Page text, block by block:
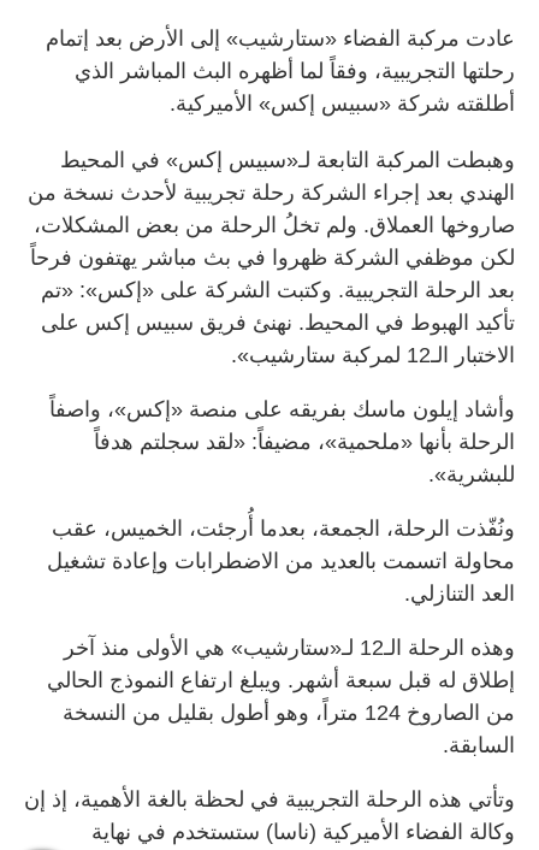
عادت مركبة الفضاء «ستارشيب» إلى الأرض بعد إتمام
رحلتها التجريبية، وفقاً لما أظهره البث المباشر الذي
أطلقته شركة «سبيس إكس» الأميركية.
وهبطت المركبة التابعة لـ«سبيس إكس» في المحيط
الهندي بعد إجراء الشركة رحلة تجريبية لأحدث نسخة من
صاروخها العملاق. ولم تخلُ الرحلة من بعض المشكلات،
لكن موظفي الشركة ظهروا في بث مباشر يهتفون فرحاً
بعد الرحلة التجريبية. وكتبت الشركة على «إكس»: «تم
تأكيد الهبوط في المحيط. نهنئ فريق سبيس إكس على
الاختبار الـ12 لمركبة ستارشيب».
وأشاد إيلون ماسك بفريقه على منصة «إكس»، واصفاً
الرحلة بأنها «ملحمية»، مضيفاً: «لقد سجلتم هدفاً
للبشرية».
ونُفّذت الرحلة، الجمعة، بعدما أُرجئت، الخميس، عقب
محاولة اتسمت بالعديد من الاضطرابات وإعادة تشغيل
العد التنازلي.
وهذه الرحلة الـ12 لـ«ستارشيب» هي الأولى منذ آخر
إطلاق له قبل سبعة أشهر. ويبلغ ارتفاع النموذج الحالي
من الصاروخ 124 متراً، وهو أطول بقليل من النسخة
السابقة.
وتأتي هذه الرحلة التجريبية في لحظة بالغة الأهمية، إذ إن
وكالة الفضاء الأميركية (ناسا) ستستخدم في نهاية